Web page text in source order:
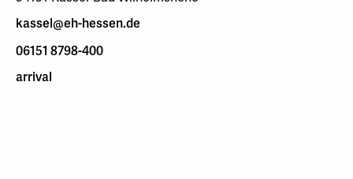
kassel@eh-hessen.de
06151 8798-400
arrival